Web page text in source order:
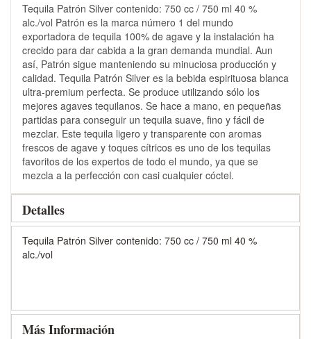
Tequila Patrón Silver contenido: 750 cc / 750 ml 40 %
alc./vol Patrón es la marca número 1 del mundo
exportadora de tequila 100% de agave y la instalación ha
crecido para dar cabida a la gran demanda mundial. Aun
así, Patrón sigue manteniendo su minuciosa producción y
calidad. Tequila Patrón Silver es la bebida espirituosa blanca
ultra-premium perfecta. Se produce utilizando sólo los
mejores agaves tequilanos. Se hace a mano, en pequeñas
partidas para conseguir un tequila suave, fino y fácil de
mezclar. Este tequila ligero y transparente con aromas
frescos de agave y toques cítricos es uno de los tequilas
favoritos de los expertos de todo el mundo, ya que se
mezcla a la perfección con casi cualquier cóctel.
Detalles
Tequila Patrón Silver contenido: 750 cc / 750 ml 40 %
alc./vol
Más Información